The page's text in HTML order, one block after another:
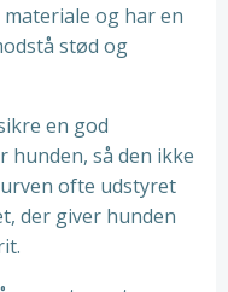
og har en
stød og
en god
så den ikke
ofte udstyret
der giver hunden